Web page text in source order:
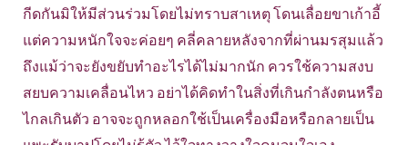
กีดกันมิให้มีส่วนร่วมโดยไม่ทราบสาเหตุ โดนเลื่อยขาเก้าอี้
แต่ความหนักใจจะค่อยๆ คลี่คลายหลังจากที่ผ่านมรสุมแล้ว
ถึงแม้ว่าจะยังขยับทำอะไรได้ไม่มากนัก ควรใช้ความสงบ
สยบความเคลื่อนไหว อย่าได้คิดทำในสิ่งที่เกินกำลังตนหรือ
ไกลเกินตัว อาจจะถูกหลอกใช้เป็นเครื่องมือหรือกลายเป็น